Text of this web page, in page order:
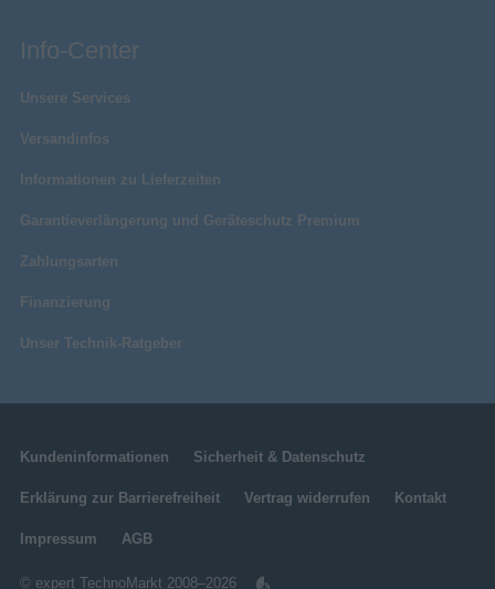
Info-Center
Unsere Services
Versandinfos
Informationen zu Lieferzeiten
Garantieverlängerung und Geräteschutz Premium
Zahlungsarten
Finanzierung
Unser Technik-Ratgeber
Kundeninformationen Sicherheit & Datenschutz
Erklärung zur Barrierefreiheit Vertrag widerrufen Kontakt
Impressum AGB
© expert TechnoMarkt 2008–2026